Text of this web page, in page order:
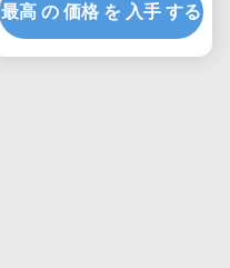
クのリアルな動物アート
景観装飾
最高 の 価格 を 入手 する